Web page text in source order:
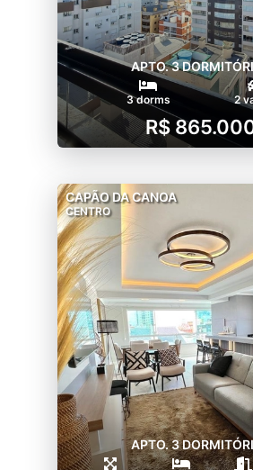
APTO. 3
3 dorms 2
R$
CAPÃO DA CANOA
CENTRO
APTO. 3